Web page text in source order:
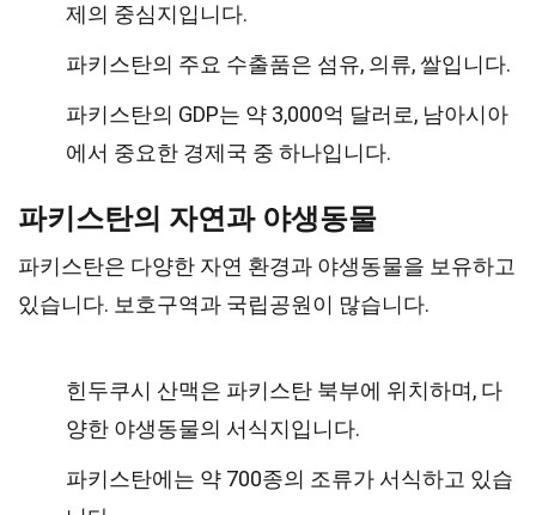
제의 중심지입니다.
파키스탄의 주요 수출품은 섬유, 의류, 쌀입니다.
파키스탄의 GDP는 약 3,000억 달러로, 남아시아
에서 중요한 경제국 중 하나입니다.
파키스탄의 자연과 야생동물
파키스탄은 다양한 자연 환경과 야생동물을 보유하고
있습니다. 보호구역과 국립공원이 많습니다.
힌두쿠시 산맥은 파키스탄 북부에 위치하며, 다
양한 야생동물의 서식지입니다.
파키스탄에는 약 700종의 조류가 서식하고 있습